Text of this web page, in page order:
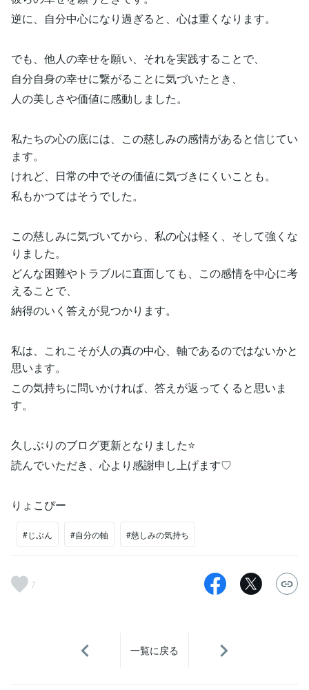
逆に、自分中心になり過ぎると、心は重くなります。
でも、他人の幸せを願い、それを実践することで、
自分自身の幸せに繋がることに気づいたとき、
人の美しさや価値に感動しました。
私たちの心の底には、この慈しみの感情があると信じてい
ます。
けれど、日常の中でその価値に気づきにくいことも。
私もかつてはそうでした。
この慈しみに気づいてから、私の心は軽く、そして強くな
りました。
どんな困難やトラブルに直面しても、この感情を中心に考
えることで、
納得のいく答えが見つかります。
私は、これこそが人の真の中心、軸であるのではないかと
思います。
この気持ちに問いかければ、答えが返ってくると思いま
す。
久しぶりのブログ更新となりました⭐
読んでいただき、心より感謝申し上げます♡
りょこぴー
#じぶん #自分の軸 #慈しみの気持ち
7
一覧に戻る